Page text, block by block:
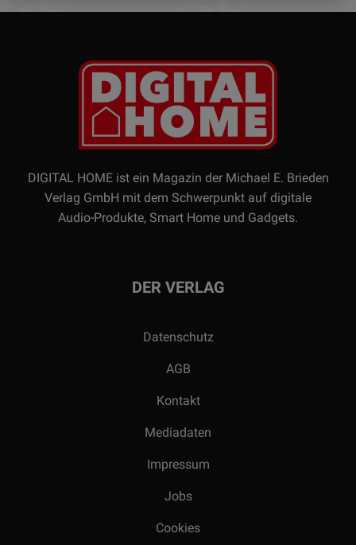
DIGITAL HOME ist ein Magazin der Michael E. Brieden
Verlag GmbH mit dem Schwerpunkt auf digitale
Audio-Produkte, Smart Home und Gadgets.
DER VERLAG
Datenschutz
AGB
Kontakt
Mediadaten
Impressum
Jobs
Cookies